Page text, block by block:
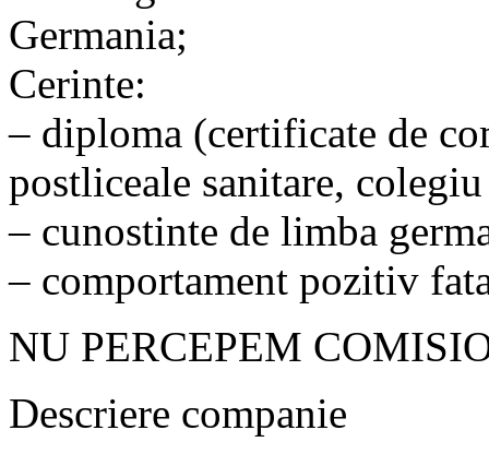
Germania;
Cerinte:
– diploma (certificate de
postliceale sanitare,
– cunostinte de limba
– comportament pozitiv
NU PERCEPEM
Descriere companie